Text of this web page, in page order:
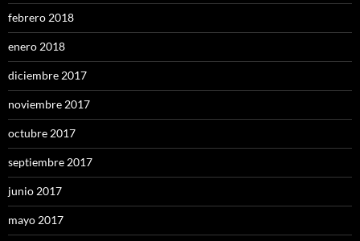
febrero 2018
enero 2018
diciembre 2017
noviembre 2017
octubre 2017
septiembre 2017
junio 2017
mayo 2017